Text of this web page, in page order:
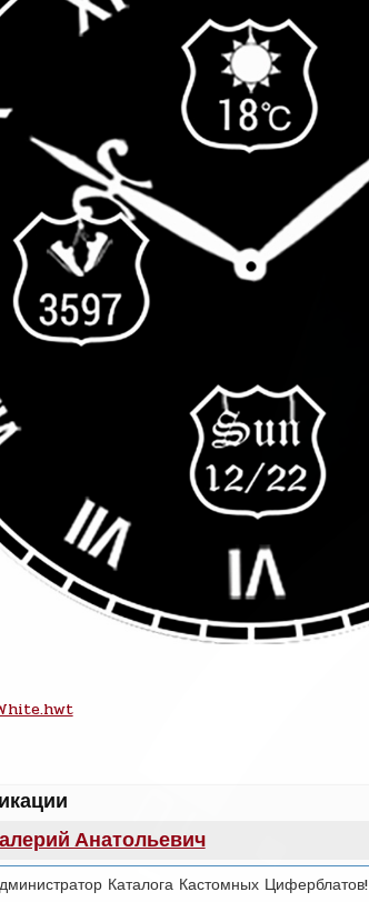
Анатольевич
Каталога Кастомных Циферблатов!